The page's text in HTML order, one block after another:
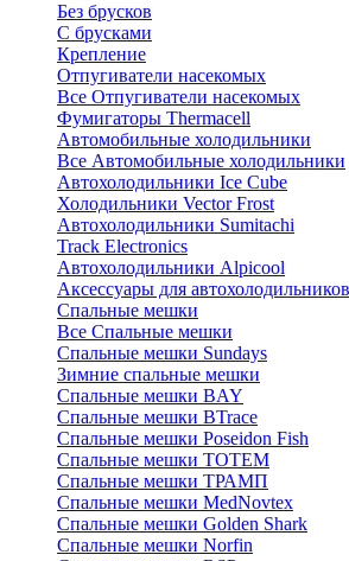
Без брусков
С брусками
Крепление
Отпугиватели насекомых
Все Отпугиватели насекомых
Фумигаторы Thermacell
Автомобильные холодильники
Все Автомобильные холодильники
Автохолодильники Ice Cube
Холодильники Vector Frost
Автохолодильники Sumitachi
Track Electronics
Автохолодильники Alpicool
Аксессуары для автохолодильников
Спальные мешки
Все Спальные мешки
Спальные мешки Sundays
Зимние спальные мешки
Спальные мешки BAY
Спальные мешки BTrace
Спальные мешки Poseidon Fish
Спальные мешки ТОТЕМ
Спальные мешки ТРАМП
Cпальные мешки MedNovtex
Спальные мешки Golden Shark
Спальные мешки Norfin